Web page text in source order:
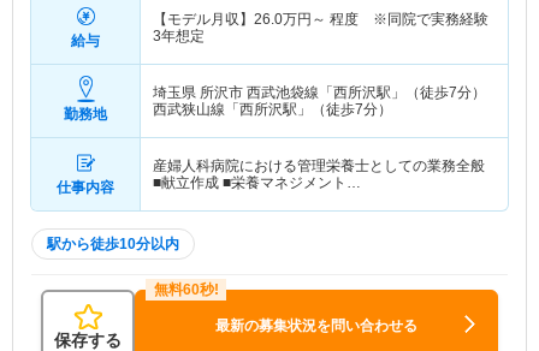
給与
【モデル月収】 26.0万円～ 程度 ※同院で実務経験
3年想定
勤務地
埼玉県 所沢市 西武池袋線「西所沢駅」（徒歩7分）
西武狭山線「西所沢駅」（徒歩7分）
仕事内容
産婦人科病院における管理栄養士としての業務全般
■献立作成 ■栄養マネジメント…
駅から徒歩10分以内
保存する
最新の募集状況を問い合わせる